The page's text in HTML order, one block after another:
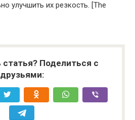
улучшить их резкость. [The
статья? Поделиться с
друзьями: